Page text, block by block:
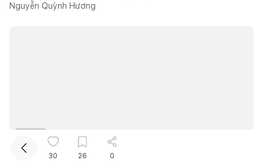
Nguyễn Quỳnh Hương
30 26 0